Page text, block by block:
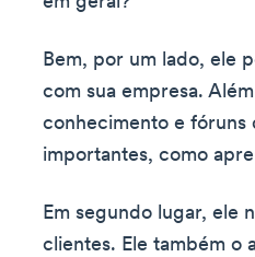
Bem, por um lado, ele
com sua empresa.
conhecimento e fóruns
importantes, como
Em segundo lugar, ele
clientes. Ele também o